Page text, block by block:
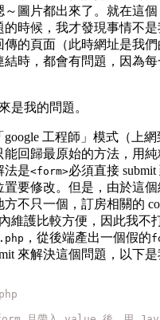
～圖片都出來了。就在這
的時候，我才發現事情不
傳的頁面（此時網址是我
結時，都會有問題，因為
是我的問題。
工程師」模式（上
能回歸最原始的方法，用
法是<form>必須直接
置要修改。但是，由於這
不只一個，訂房相關的
內維護比較方便，因此我不
，從後端產出一個假的
來解決這個問題，以下是